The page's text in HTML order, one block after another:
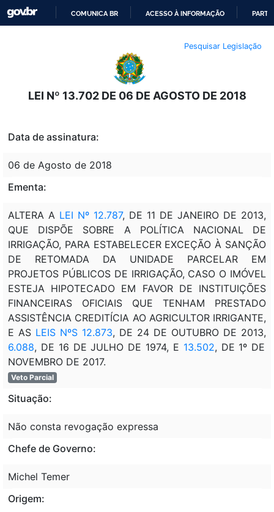
O
CONTEÚDO
COMUNICA BR ACESSO À INFORMAÇÃO
Pesquisar Legislação
LEI Nº 13.702 DE 06 DE AGOSTO DE 2018
Data de assinatura:
06 de Agosto de 2018
Ementa:
ALTERA A LEI Nº 12.787, DE 11 DE JANEIRO DE 2013,
QUE DISPÕE SOBRE A POLÍTICA NACIONAL DE
IRRIGAÇÃO, PARA ESTABELECER EXCEÇÃO À SANÇÃO
DE RETOMADA DA UNIDADE PARCELAR EM
PROJETOS PÚBLICOS DE IRRIGAÇÃO, CASO O IMÓVEL
ESTEJA HIPOTECADO EM FAVOR DE INSTITUIÇÕES
FINANCEIRAS OFICIAIS QUE TENHAM PRESTADO
ASSISTÊNCIA CREDITÍCIA AO AGRICULTOR IRRIGANTE,
E AS LEIS NºS 12.873, DE 24 DE OUTUBRO DE 2013,
6.088, DE 16 DE JULHO DE 1974, E 13.502, DE 1º DE
NOVEMBRO DE 2017.
Veto Parcial
Situação:
Não consta revogação expressa
Chefe de Governo:
Michel Temer
Origem: